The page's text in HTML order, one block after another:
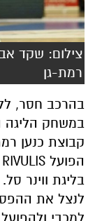
צילום: שקד
רמת-גן
בהרכב חסר,
במשחק הליגה
הפועל
בליגת ווינר
לנצל את
למכבי